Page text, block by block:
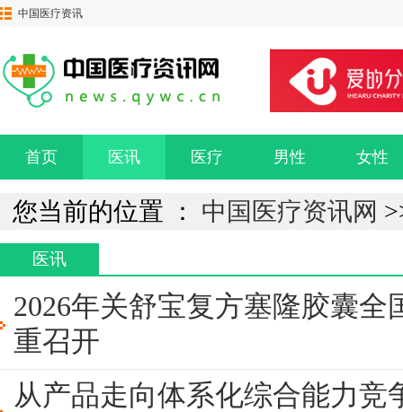
中国医疗资讯
首页 医讯 医疗 男性 女性
您当前的位置 ： 中国医疗资讯网
医讯
2026年关舒宝复方塞隆胶囊全
重召开
从产品走向体系化综合能力竞